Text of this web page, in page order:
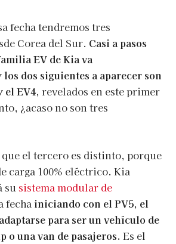
fecha tendremos tres
Corea del Sur. Casi a pasos
EV de Kia va
dos siguientes a aparecer son
el EV4, revelados en este primer
¿acaso no son tres
el tercero es distinto, porque
carga 100% eléctrico. Kia
susistema modular de
fecha iniciando con el PV5, el
para ser un vehículo de
o una van de pasajeros. Es el